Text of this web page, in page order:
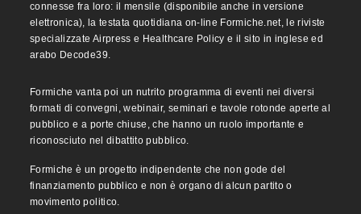
connesse fra loro: il mensile (disponibile anche in versione
elettronica), la testata quotidiana on-line Formiche.net, le riviste
specializzate Airpress e Healthcare Policy e il sito in inglese ed
arabo Decode39.
Formiche vanta poi un nutrito programma di eventi nei diversi
formati di convegni, webinair, seminari e tavole rotonde aperte al
pubblico e a porte chiuse, che hanno un ruolo importante e
riconosciuto nel dibattito pubblico.
Formiche è un progetto indipendente che non gode del
finanziamento pubblico e non è organo di alcun partito o
movimento politico.